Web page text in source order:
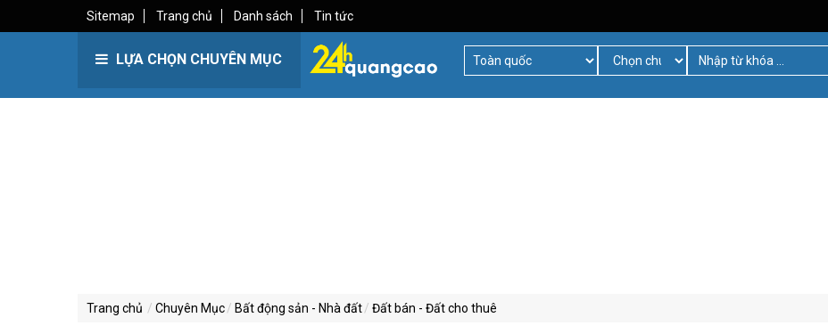
Sitemap Trang chủ Danh sách Tin tức
LỰA CHỌN CHUYÊN MỤC
Trang chủ Chuyên Mục Bất động sản - Nhà đất Đất bán - Đất cho thuê